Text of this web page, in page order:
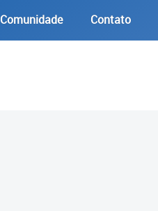
Comunidade Contato